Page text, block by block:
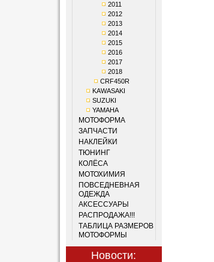
2011
2012
2013
2014
2015
2016
2017
2018
CRF450R
KAWASAKI
SUZUKI
YAMAHA
МОТОФОРМА
ЗАПЧАСТИ
НАКЛЕЙКИ
ТЮНИНГ
КОЛЁСА
МОТОХИМИЯ
ПОВСЕДНЕВНАЯ
ОДЕЖДА
АКСЕССУАРЫ
РАСПРОДАЖА!!!
ТАБЛИЦА РАЗМЕРОВ
МОТОФОРМЫ
Новости: